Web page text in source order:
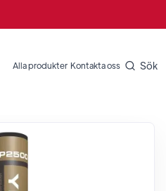
Alla produkter Kontakta oss Sök